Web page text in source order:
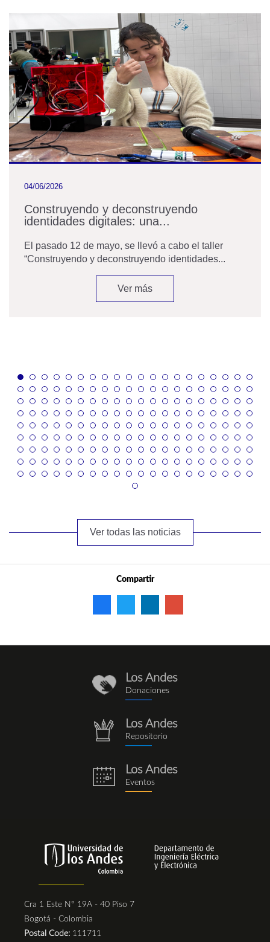
04/06/2026
Construyendo y deconstruyendo
identidades digitales: una...
El pasado 12 de mayo, se llevó a cabo el taller
“Construyendo y deconstruyendo identidades...
Ver más
Ver todas las noticias
Compartir
donaciones_1.png
Los Andes
Donaciones
repositorio.png
Los Andes
Repositorio
eventos.png
Los Andes
Eventos
Cra 1 Este N° 19A - 40 Piso 7
Bogotá - Colombia
Postal Code: 111711